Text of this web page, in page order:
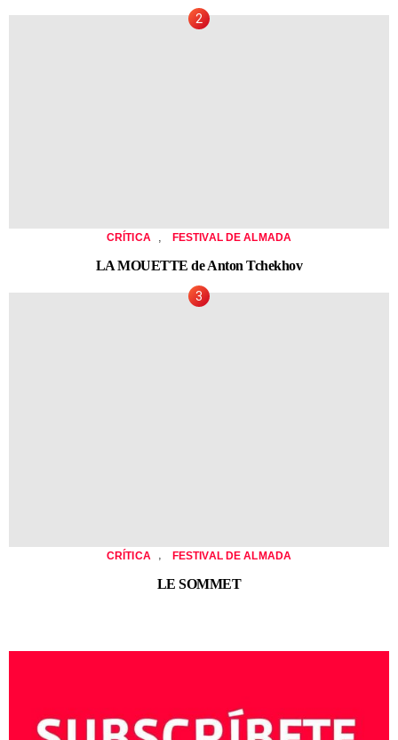
CRÍTICA FESTIVAL DE ALMADA
LA MOUETTE de Anton Tchekhov
CRÍTICA , FESTIVAL DE ALMADA
LE SOMMET